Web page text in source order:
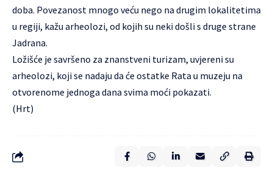
doba. Povezanost mnogo veću nego na drugim lokalitetima
u regiji, kažu arheolozi, od kojih su neki došli s druge strane
Jadrana.
Ložišće je savršeno za znanstveni turizam, uvjereni su
arheolozi, koji se nadaju da će ostatke Rata u muzeju na
otvorenome jednoga dana svima moći pokazati.
(Hrt)